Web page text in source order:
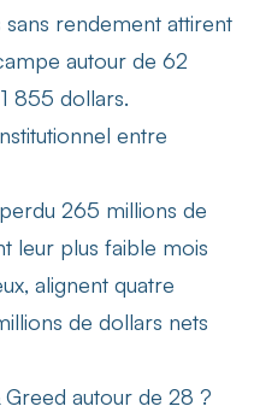
rendement attirent
autour de 62
855 dollars.
entre
265 millions de
leur plus faible mois
alignent quatre
de dollars nets
Greed autour de 28 ?